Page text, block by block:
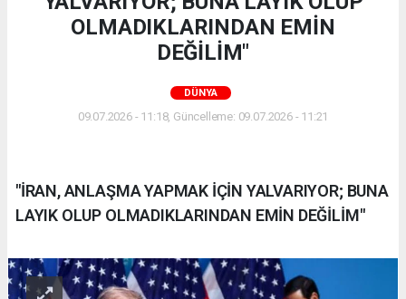
OLMADIKLARINDAN EMİN
DEĞİLİM"
DÜNYA
09.07.2026 - 11:18, Güncelleme: 09.07.2026 - 11:21
"İRAN, ANLAŞMA YAPMAK İÇİN YALVARIYOR; BUNA
LAYIK OLUP OLMADIKLARINDAN EMİN DEĞİLİM"